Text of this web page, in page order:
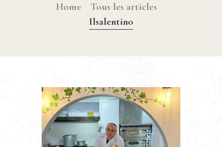
Home
Tous les articles
Ilsalentino
RÉSERVATION